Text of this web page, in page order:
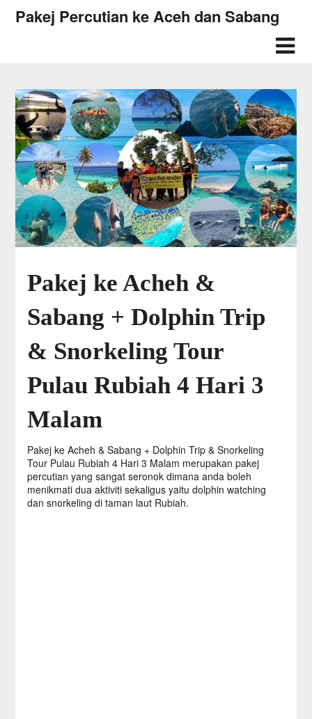
SkipPakej Percutian ke Aceh dan Sabang
Pakej ke Acheh &
Sabang + Dolphin Trip
& Snorkeling Tour
Pulau Rubiah 4 Hari 3
Malam
Pakej ke Acheh & Sabang + Dolphin Trip & Snorkeling
Tour Pulau Rubiah 4 Hari 3 Malam merupakan pakej
percutian yang sangat seronok dimana anda boleh
menikmati dua aktiviti sekaligus yaitu dolphin watching
dan snorkeling di taman laut Rubiah.